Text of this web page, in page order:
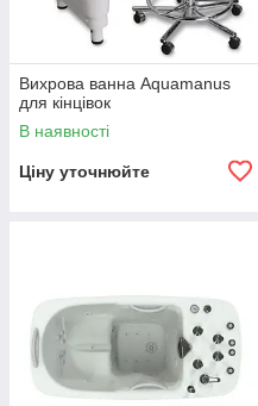
Вихрова ванна Aquamanus
для кінцівок
В наявності
Ціну уточнюйте